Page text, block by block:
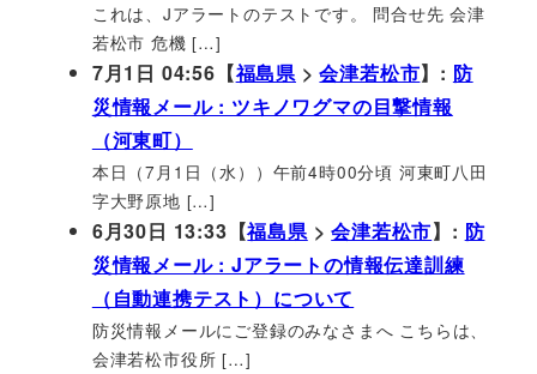
これは、Jアラートのテストです。 問合せ先 会津
若松市 危機 […]
7月1日 04:56【福島県 >会津若松市】: 防
災情報メール : ツキノワグマの目撃情報
（河東町）
本日（7月1日（水））午前4時00分頃 河東町八田
字大野原地 […]
6月30日 13:33【福島県>会津若松市】: 防
災情報メール : Jアラートの情報伝達訓練
（自動連携テスト）について
防災情報メールにご登録のみなさまへ こちらは、
会津若松市役所 […]